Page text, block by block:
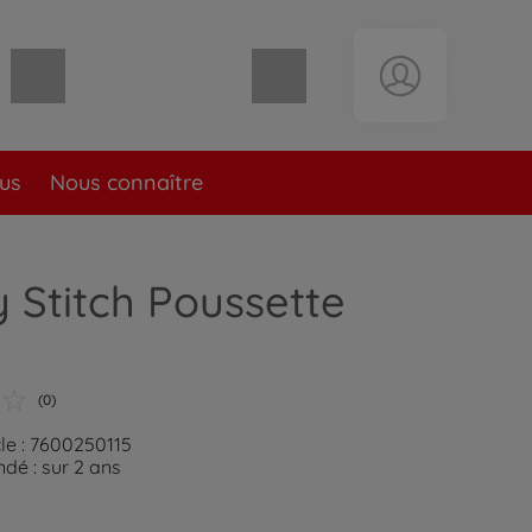
Nous connaître
Stitch Poussette
(0)
: 7600250115
: sur 2 ans